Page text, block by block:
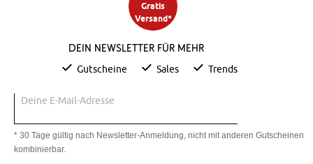
Gratis
Versand*
Dein Newsletter für mehr
Gutscheine Sales Trends
Deine E-Mail-Adresse
* 30 Tage gültig nach Newsletter-Anmeldung, nicht mit anderen Gutscheinen
kombinierbar.